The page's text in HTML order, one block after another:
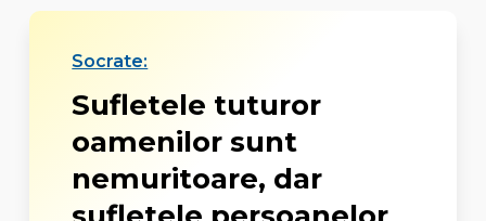
Socrate:
Sufletele tuturor
oamenilor sunt
nemuritoare, dar